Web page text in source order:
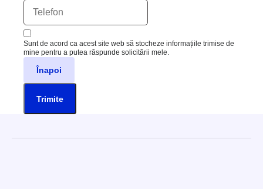
Sunt de acord ca acest site web să stocheze informațiile trimise de
mine pentru a putea răspunde solicitării mele.
Înapoi
Trimite